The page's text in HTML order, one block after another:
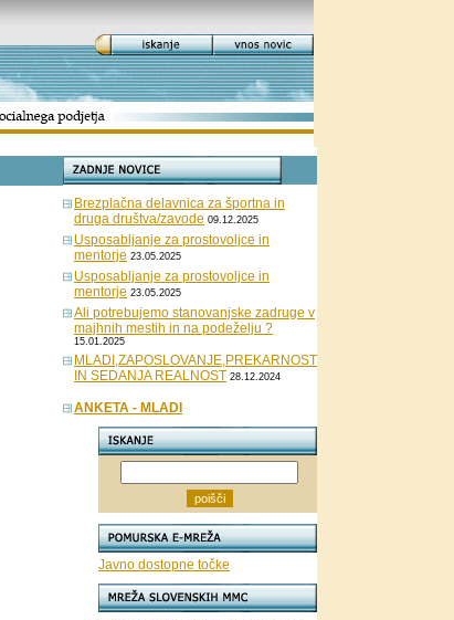
Brezplačna delavnica za športna in
druga društva/zavode 09.12.2025
Usposabljanje za prostovoljce in
mentorje 23.05.2025
Usposabljanje za prostovoljce in
mentorje 23.05.2025
Ali potrebujemo stanovanjske zadruge v
majhnih mestih in na podeželju ?
15.01.2025
MLADI,ZAPOSLOVANJE,PREKARNOST
IN SEDANJA REALNOST 28.12.2024
ANKETA - MLADI
Javno dostopne točke